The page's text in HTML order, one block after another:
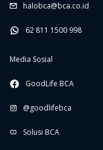
halobca@bca.co.id
62 811 1500 998
Media Sosial
GoodLife BCA
@goodlifebca
Solusi BCA